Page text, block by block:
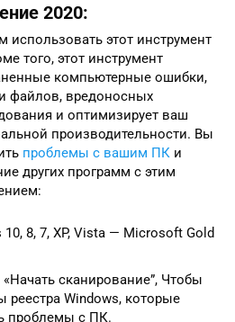
2020:
этот инструмент
того, этот инструмент
компьютерные ошибки,
файлов, вредоносных
и оптимизирует ваш
производительности. Вы
проблемы с вашим ПК и
других программ с этим
8, 7, XP, Vista — Microsoft Gold
сканирование”, Чтобы
реестра Windows, которые
проблемы с ПК.